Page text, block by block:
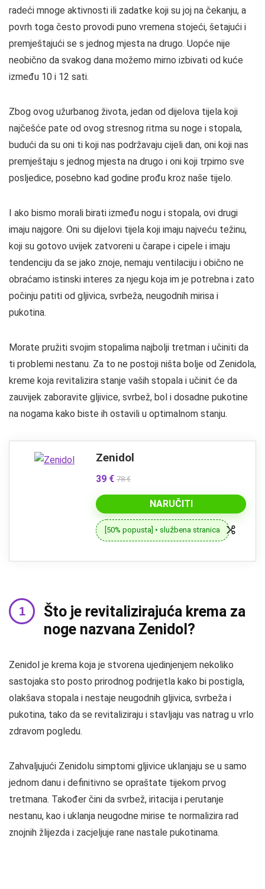
radeći mnoge aktivnosti ili zadatke koji su joj na čekanju, a
povrh toga često provodi puno vremena stojeći, šetajući i
premještajući se s jednog mjesta na drugo. Uopće nije
neobično da svakog dana možemo mirno izbivati ​​od kuće
između 10 i 12 sati.
Zbog ovog užurbanog života, jedan od dijelova tijela koji
najčešće pate od ovog stresnog ritma su noge i stopala,
budući da su oni ti koji nas podržavaju cijeli dan, oni koji nas
premještaju s jednog mjesta na drugo i oni koji trpimo sve
posljedice, posebno kad godine prođu kroz naše tijelo.
I ako bismo morali birati između nogu i stopala, ovi drugi
imaju najgore. Oni su dijelovi tijela koji imaju najveću težinu,
koji su gotovo uvijek zatvoreni u čarape i cipele i imaju
tendenciju da se jako znoje, nemaju ventilaciju i obično ne
obraćamo istinski interes za njegu koja im je potrebna i zato
počinju patiti od gljivica, svrbeža, neugodnih mirisa i
pukotina.
Morate pružiti svojim stopalima najbolji tretman i učiniti da
ti problemi nestanu. Za to ne postoji ništa bolje od Zenidola,
kreme koja revitalizira stanje vaših stopala i učinit će da
zauvijek zaboravite gljivice, svrbež, bol i dosadne pukotine
na nogama kako biste ih ostavili u optimalnom stanju.
Zenidol
39 € 78 €
NARUČITI
[50% popusta] • službena stranica
Što je revitalizirajuća krema za
noge nazvana Zenidol?
Zenidol je krema koja je stvorena ujedinjenjem nekoliko
sastojaka sto posto prirodnog podrijetla kako bi postigla,
olakšava stopala i nestaje neugodnih gljivica, svrbeža i
pukotina, tako da se revitaliziraju i stavljaju vas natrag u vrlo
zdravom pogledu.
Zahvaljujući Zenidolu simptomi gljivice uklanjaju se u samo
jednom danu i definitivno se opraštate tijekom prvog
tretmana. Također čini da svrbež, iritacija i perutanje
nestanu, kao i uklanja neugodne mirise te normalizira rad
znojnih žlijezda i zacjeljuje rane nastale pukotinama.